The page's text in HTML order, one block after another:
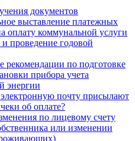
документов
выставление платежных
оплату коммунальной услуги
проведение годовой
рекомендации по подготовке
прибора учета
энергии
почту присылают
об оплате?
по лицевому счету
или изменении